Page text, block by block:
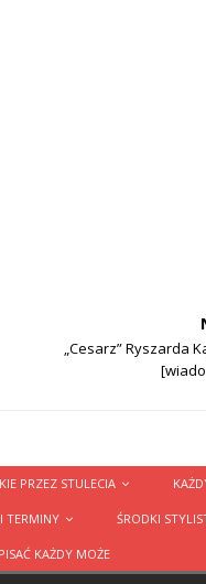
„Cesarz” Ryszarda
PRZEZ STULECIA
TERMINY ŚRODKI
PISAĆ KAŻDY MOŻE